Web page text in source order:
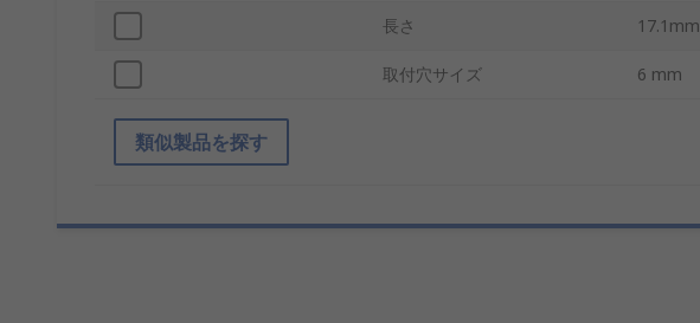
長さ 17.1mm
取付穴サイズ 6 mm
類似製品を探す